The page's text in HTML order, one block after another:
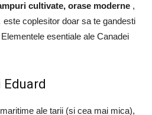
cultivate, orase moderne ,
coplesitor doar sa te gandesti
esentiale ale Canadei
ale tarii (si cea mai mica),